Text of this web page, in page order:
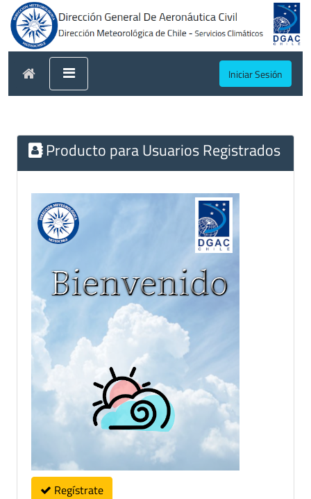
Iniciar Sesión
Producto para Usuarios Registrados
Regístrate